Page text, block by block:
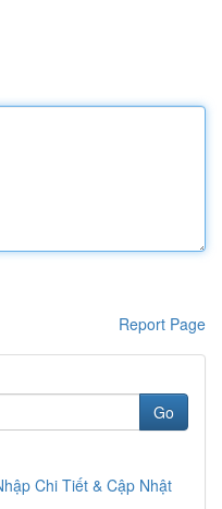
Report Page
Go
Chi Tiết & Cập Nhật